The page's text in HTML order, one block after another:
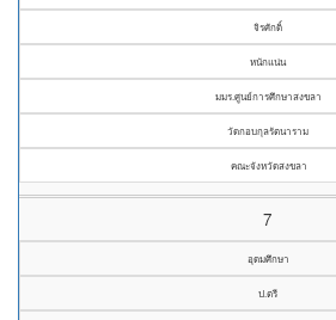
จิรศักดิ์
หนักแน่น
มมร.ศูนย์การศึกษาสงขลา
วัดกอบกุลรัตนาราม
คณะจังหวัดสงขลา
7
อุดมศึกษา
ป.ตรี